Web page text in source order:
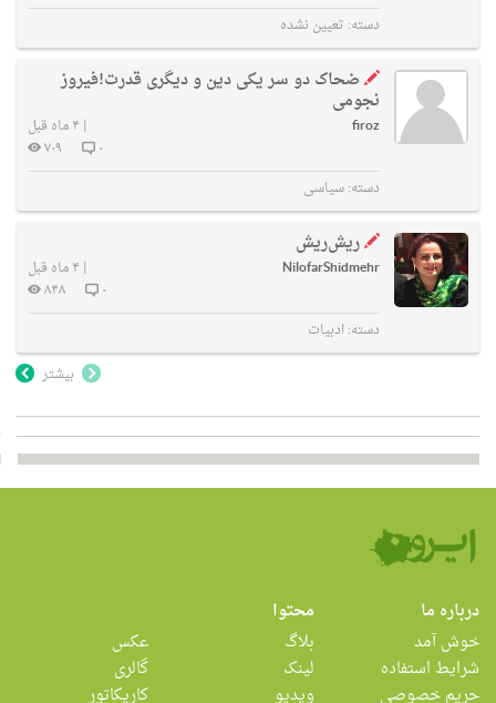
دسته: تعیین نشده
ضحاک دو سر یکی دین و دیگری قدرت!فیروز
نجومی
firoz
| ۴ ماه قبل
۰
۷۰۹
دسته:سیاسی
ریش‌ریش
NilofarShidmehr
| ۴ ماه قبل
۰
۸۴۸
دسته:ادبیات
بیشتر
درباره ما
خوش آمد
شرایط استفاده
حریم خصوصی
محتوا
بلاگ
لینک
ویدیو
عکس
گالری
کاریکاتور